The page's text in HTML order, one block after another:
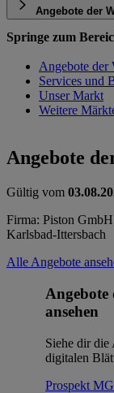
Angebote der
Springe zum
Angebote der
Services und
Unser Markt
Weitere
Angebote
Gültig vom
Firma: Piston
Karlsbad-Ittersbach
Alle Angebote
Angebote
ansehen
Siehe dir die
digitalen
Prospekt